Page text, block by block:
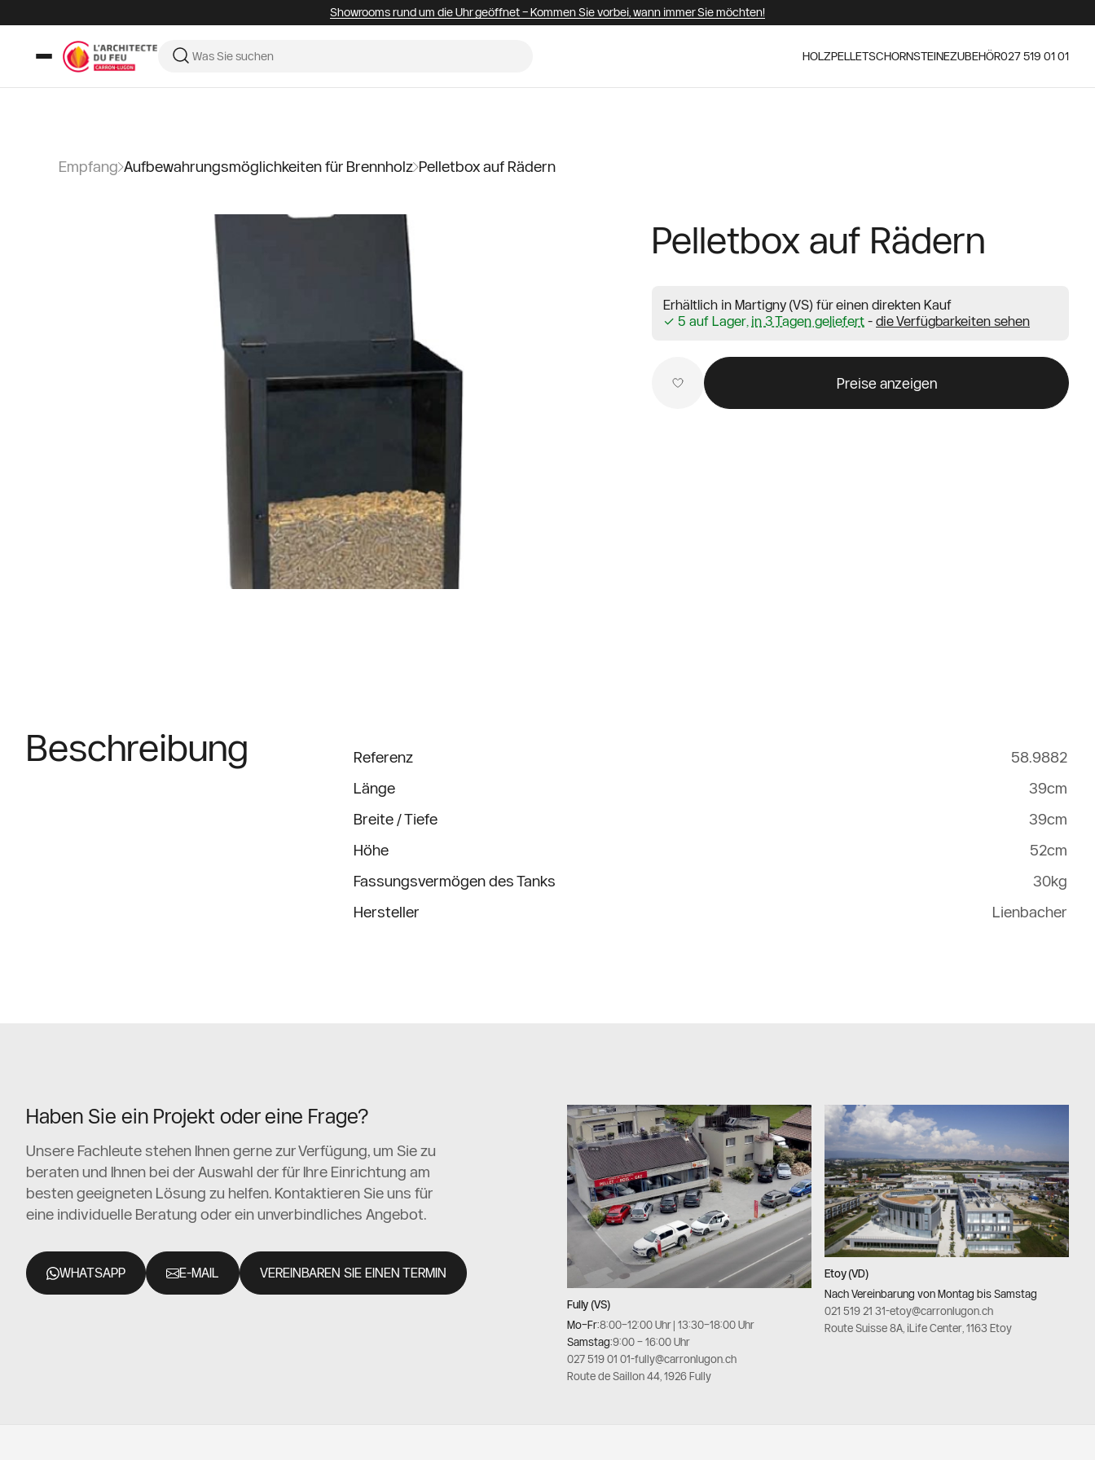
Showrooms rund um die Uhr geöffnet – Kommen Sie vorbei, wann immer Sie möchten!
HOLZPELLETSCHORNSTEINEZUBEHÖR027 519 01 01
Empfang Aufbewahrungsmöglichkeiten für Brennholz Pelletbox auf Rädern
Pelletbox auf Rädern
Erhältlich in Martigny (VS) für einen direkten Kauf
✓ 5 auf Lager, in 3 Tagen geliefert - die Verfügbarkeiten sehen
Preise anzeigen
Beschreibung Referenz
58.9882
Länge
39cm
Breite / Tiefe
39cm
Höhe
52cm
Fassungsvermögen des Tanks
30kg
Hersteller
Lienbacher
Haben Sie ein Projekt oder eine Frage?
Unsere Fachleute stehen Ihnen gerne zur Verfügung, um Sie zu
beraten und Ihnen bei der Auswahl der für Ihre Einrichtung am
besten geeigneten Lösung zu helfen. Kontaktieren Sie uns für
eine individuelle Beratung oder ein unverbindliches Angebot.
WHATSAPP E-MAIL VEREINBAREN SIE EINEN TERMIN
Fully (VS)
Mo–Fr:8:00–12:00 Uhr | 13:30–18:00 Uhr
Samstag:9:00 – 16:00 Uhr
027 519 01 01-fully@carronlugon.ch
Route de Saillon 44, 1926 Fully
Etoy (VD)
Nach Vereinbarung von Montag bis Samstag
021 519 21 31-etoy@carronlugon.ch
Route Suisse 8A, iLife Center, 1163 Etoy